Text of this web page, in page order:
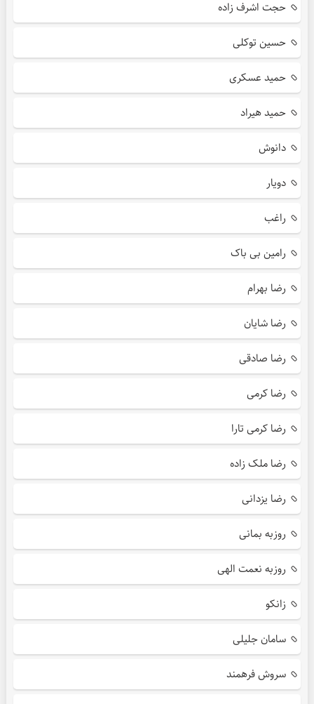
حجت اشرف زاده
حسین توکلی
حمید عسکری
حمید هیراد
دانوش
دویار
راغب
رامین بی باک
رضا بهرام
رضا شایان
رضا صادقی
رضا کرمی
رضا کرمی تارا
رضا ملک زاده
رضا یزدانی
روزبه بمانی
روزبه نعمت الهی
زانکو
سامان جلیلی
سروش فرهمند